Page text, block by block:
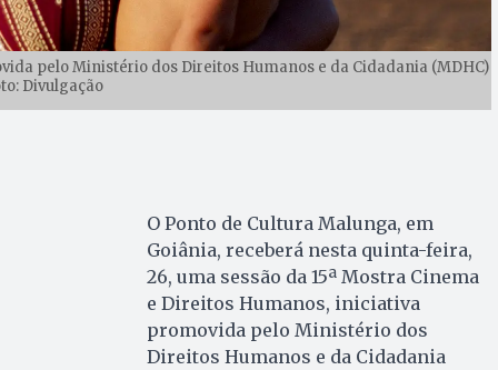
pelo Ministério dos Direitos Humanos e da Cidadania (MDHC)
Divulgação
O Ponto de Cultura Malunga, em
Goiânia, receberá nesta quinta-feira,
26, uma sessão da 15ª Mostra Cinema
e Direitos Humanos, iniciativa
promovida pelo Ministério dos
Direitos Humanos e da Cidadania